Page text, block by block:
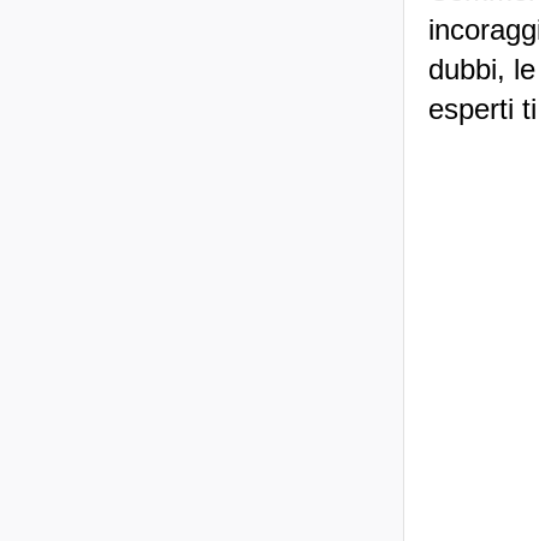
dubbi,
esperti